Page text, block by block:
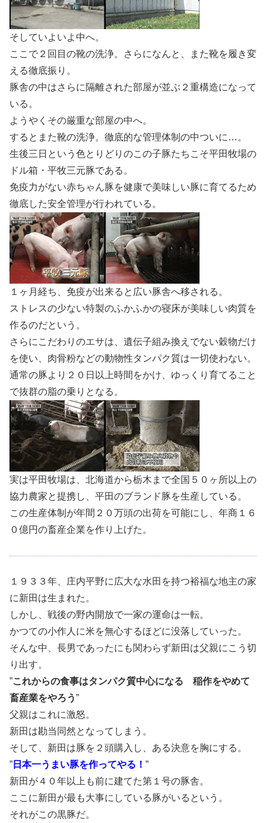
そしていよいよ中へ。
ここで２回目の靴の洗浄。さらになんと、また靴を履き変
える徹底振り。
豚舎の中はさらに隔離された部屋が並ぶ２重構造になって
いる。
ようやくその厳重な部屋の中へ。
するとまた靴の洗浄。徹底的な管理体制の中ついに…。
生後三日という色とりどりのこの子豚たちこそ平田牧場の
ドル箱・平牧三元豚である。
免疫力がない赤ちゃん豚を健康で美味しい豚に育てるため
徹底した安全管理が行われている。
１ヶ月経ち、免疫が出来ると広い豚舎へ移される。
ストレスの少ない特製のふかふかの寝床が美味しい肉質を
作るのだという。
さらにこだわりのエサは、遺伝子組み換えでない穀物だけ
を使い、肉骨粉などの動物性タンパク質は一切使わない。
通常の豚より２０日以上時間をかけ、ゆっくり育てること
で抜群の脂の乗りとなる。
実は平田牧場は、北海道から栃木まで全国５０ヶ所以上の
協力農家と提携し、平田のブランド豚を生産している。
この生産体制が年間２０万頭の出荷を可能にし、年商１６
０億円の畜産企業を作り上げた。
１９３３年、庄内平野に広大な水田を持つ裕福な地主の家
に新田は生まれた。
しかし、戦後の野内開放で一家の運命は一転。
かつての小作人に米を無心するほどに没落していった。
そんな中、長男であったにも関わらず新田は父親にこう切
り出す。
”これからの食事はタンパク質中心になる 稲作をやめて
畜産業をやろう”
父親はこれに激怒。
新田は勘当同然となってしまう。
そして、新田は豚を２頭購入し、ある決意を胸にする。
” 日本一うまい豚を作ってやる！ ”
新田が４０年以上も前に建てた第１号の豚舎。
ここに新田が最も大事にしている豚がいるという。
それがこの黒豚だ。